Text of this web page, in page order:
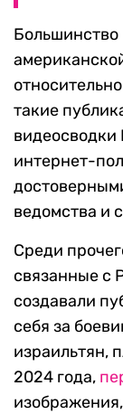
Большинство
такие
видеосводки
интернет-
ведомства и
Среди
связанные с
создавали
себя за
израильтян,
2024 года,